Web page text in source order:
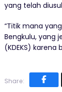
yang telah
“Titik mana
Bengkulu, yang
(KDEKS) karena
Share: